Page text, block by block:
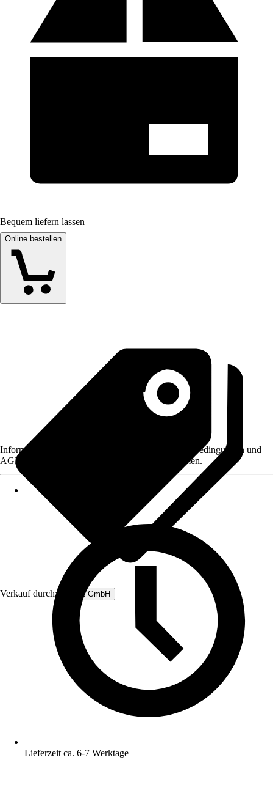
Bequem liefern lassen
Online bestellen
Verkauf durch: Rubart GmbH
Informationen des Verkäufers, wie z. B. Rückgabebedingungen und
AGB, finden Sie bei Klick auf den Verkäufernamen.
Lieferzeit ca. 6-7 Werktage